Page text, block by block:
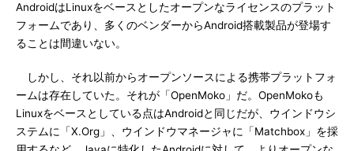
AndroidはLinuxをベースとしたオープンなライセンスのプラット
フォームであり、多くのベンダーからAndroid搭載製品が登場す
ることは間違いない。
しかし、それ以前からオープンソースによる携帯プラットフォ
ームは存在していた。それが「OpenMoko」だ。OpenMokoも
Linuxをベースとしている点はAndroidと同じだが、ウインドウシ
ステムに「X.Org」、ウインドウマネージャに「Matchbox」を採